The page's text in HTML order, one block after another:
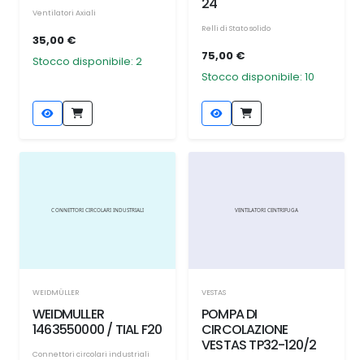
Ventilatori Axiali
35,00 €
Stocco disponibile: 2
Relli di Stato solido
75,00 €
Stocco disponibile: 10
WEIDMÜLLER
WEIDMULLER
1463550000 / TIAL F20
Connettori circolari industriali
VESTAS
POMPA DI
CIRCOLAZIONE
VESTAS TP32-120/2